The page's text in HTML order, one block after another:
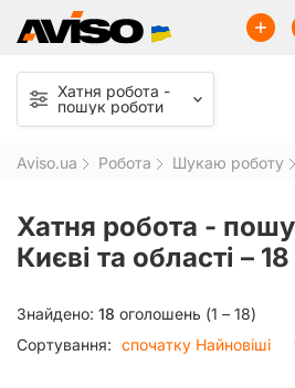
Хатня робота -
пошук роботи
Aviso.ua Робота Шукаю роботу
Хатня робота -
Києві та області –
Сортування:
Знайдено: 18 оголошень (1 – 18)